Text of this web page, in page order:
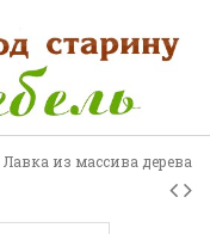
Лавка из массива дерева